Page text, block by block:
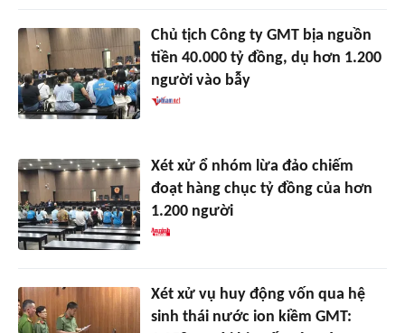
Chủ tịch Công ty GMT bịa nguồn
tiền 40.000 tỷ đồng, dụ hơn 1.200
người vào bẫy
Xét xử ổ nhóm lừa đảo chiếm
đoạt hàng chục tỷ đồng của hơn
1.200 người
Xét xử vụ huy động vốn qua hệ
sinh thái nước ion kiềm GMT: